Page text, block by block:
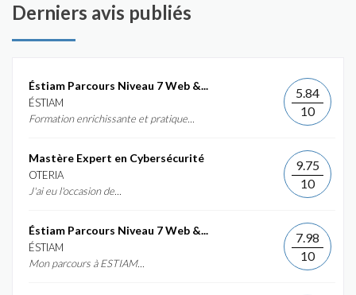
Derniers avis publiés
Éstiam Parcours Niveau 7 Web &...
ÉSTIAM
Formation enrichissante et pratique...
5.84
10
Mastère Expert en Cybersécurité
OTERIA
J'ai eu l'occasion de...
9.75
10
Éstiam Parcours Niveau 7 Web &...
ÉSTIAM
Mon parcours à ESTIAM...
7.98
10